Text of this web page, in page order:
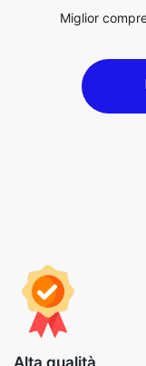
Alta qualità
Il nostro programma
riduce le dimensioni
Puoi trascinare o